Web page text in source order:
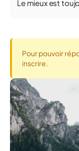
Le mieux est
Pour pouvoir
inscrire.